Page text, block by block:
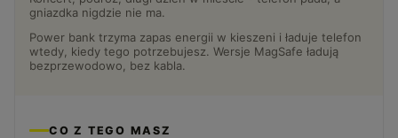
gniazdka nigdzie nie ma.
Power bank trzyma zapas energii w kieszeni i ładuje telefon
wtedy, kiedy tego potrzebujesz. Wersje MagSafe ładują
bezprzewodowo, bez kabla.
CO Z TEGO MASZ